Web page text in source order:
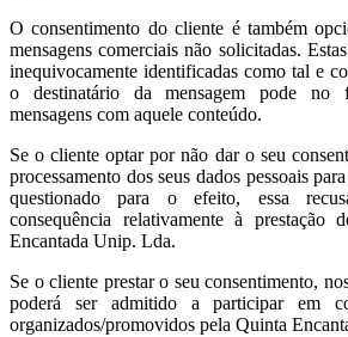
O consentimento do cliente é também
mensagens comerciais não solicitadas.
inequivocamente identificadas como tal e
o destinatário da mensagem pode no
mensagens com aquele conteúdo.
Se o cliente optar por não dar o seu
processamento dos seus dados pessoais
questionado para o efeito, essa
consequência relativamente à prestação
Encantada Unip. Lda.
Se o cliente prestar o seu consentimento,
poderá ser admitido a participar em
organizados/promovidos pela Quinta